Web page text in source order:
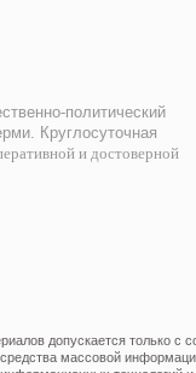
политический
Круглосуточная
и достоверной
допускается только с
средства массовой